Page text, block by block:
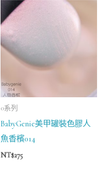
0系列
BabyGenie美甲罐裝色膠人
魚香檳014
NT$275